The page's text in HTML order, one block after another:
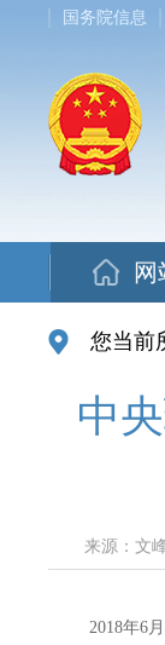
国务院信息
您当前
中
来源：文
2018年6